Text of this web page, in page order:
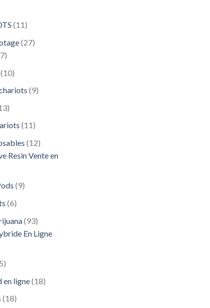
1111
2727
17
1010
99
13
1111
1212
produits
Resin Vente en
99
66
9393
produits
En Ligne
15
en ligne 1818
1818